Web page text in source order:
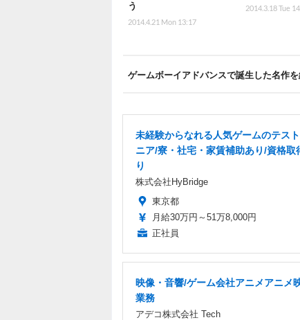
う
2014.4.21 Mon 13:17
2014.3.18 Tue
ゲームボーイアドバンスで誕生した名作
未経験からなれる人気ゲームのテス
ニア/寮・社宅・家賃補助あり/資格取
り
株式会社HyBridge
東京都
月給30万円～51万8,000円
正社員
映像・音響/ゲーム会社アニメアニメ
業務
アデコ株式会社 Tech